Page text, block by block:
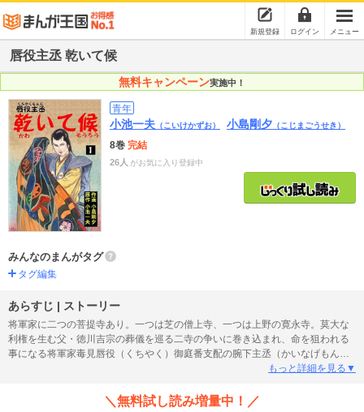
新規登録 ログイン メニュー
唇役主丞 乾いて候
無料キャンペーン実施中！
青年
小池一夫 （こいけかずお） 小島剛夕 （こじまごうせき）
8巻 完結
26人 がお気に入り登録中
みんなのまんがタグ
タグ編集
あらすじ | ストーリー
将軍家に二つの菩提寺あり。一つは芝の僧上寺、一つは上野の寛永寺。莫大な
利権を生む父・徳川吉宗の葬儀を巡る二寺の争いに巻き込まれ、命を狙われる
事になる将軍家毒見唇役（くちやく）御庭番支配の腕下主丞（かいなげもん
ど）。大江戸闇の殺し屋や、ヨガ使いの怪僧など、寺の放った怪しい刺客が
もっと詳細を見る▼
＼無料試し読み増量中！／